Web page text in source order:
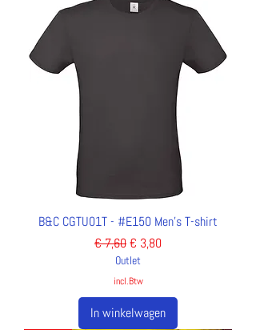
B&C CGTU01T - #E150 Men's T-shirt
Normale prijs
€ 7,60Verkoopprijs
€ 3,80
Outlet
incl.Btw
In winkelwagen